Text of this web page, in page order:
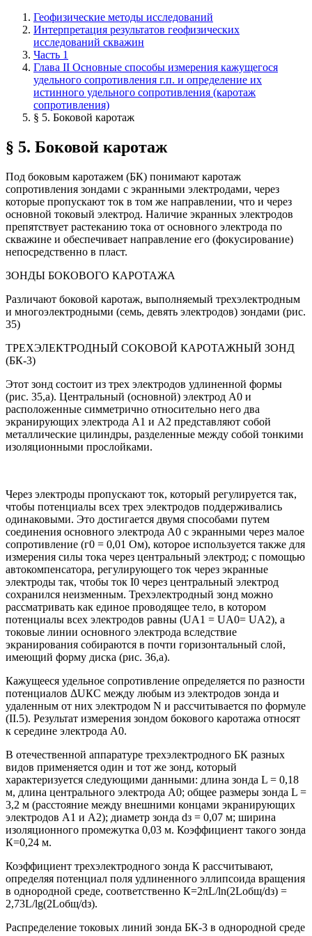
Геофизические методы исследований
Интерпретация результатов геофизических
исследований скважин
Часть 1
Глава II Основные способы измерения кажущегося
удельного сопротивления г.п. и определение их
истинного удельного сопротивления (каротаж
сопротивления)
§ 5. Боковой каротаж
§ 5. Боковой каротаж
Под боковым каротажем (БК) понимают каротаж
сопротивления зондами с экранными электродами, через
которые пропускают ток в том же направлении, что и через
основной токовый электрод. Наличие экранных электродов
препятствует растеканию тока от основного электрода по
скважине и обеспечивает направление его (фокусирование)
непосредственно в пласт.
ЗОНДЫ БОКОВОГО КАРОТАЖА
Различают боковой каротаж, выполняемый трехэлектродным
и многоэлектродными (семь, девять электродов) зондами (рис.
35)
ТРЕХЭЛЕКТРОДНЫЙ СОКОВОЙ КАРОТАЖНЫЙ ЗОНД
(БК-3)
Этот зонд состоит из трех электродов удлиненной формы
(рис. 35,а). Центральный (основной) электрод A0 и
расположенные симметрично относительно него два
экранирующих электрода А1 и А2 представляют собой
металлические цилиндры, разделенные между собой тонкими
изоляционными прослойками.
Через электроды пропускают ток, который регулируется так,
чтобы потенциалы всех трех электродов поддерживались
одинаковыми. Это достигается двумя способами путем
соединения основного электрода А0 с экранными через малое
сопротивление (г0 = 0,01 Ом), которое используется также для
измерения силы тока через центральный электрод; с помощью
автокомпенсатора, регулирующего ток через экранные
электроды так, чтобы ток I0 через центральный электрод
сохранился неизменным. Трехэлектродный зонд можно
рассматривать как единое проводящее тело, в котором
потенциалы всех электродов равны (UА1 = UA0= UА2), а
токовые линии основного электрода вследствие
экранирования собираются в почти горизонтальный слой,
имеющий форму диска (рис. 36,а).
Кажущееся удельное сопротивление определяется по разности
потенциалов ΔUКС между любым из электродов зонда и
удаленным от них электродом N и рассчитывается по формуле
(II.5). Результат измерения зондом бокового каротажа относят
к середине электрода А0.
В отечественной аппаратуре трехэлектродного БК разных
видов применяется один и тот же зонд, который
характеризуется следующими данными: длина зонда L = 0,18
м, длина центрального электрода А0; общее размеры зонда L =
3,2 м (расстояние между внешними концами экранирующих
электродов А1 и А2); диаметр зонда dз = 0,07 м; ширина
изоляционного промежутка 0,03 м. Коэффициент такого зонда
К=0,24 м.
Коэффициент трехэлектродного зонда К рассчитывают,
определяя потенциал поля удлиненного эллипсоида вращения
в однородной среде, соответственно К=2πL/ln(2Lобщ/dз) =
2,73L/lg(2Lобщ/dз).
Распределение токовых линий зонда БК-3 в однородной среде